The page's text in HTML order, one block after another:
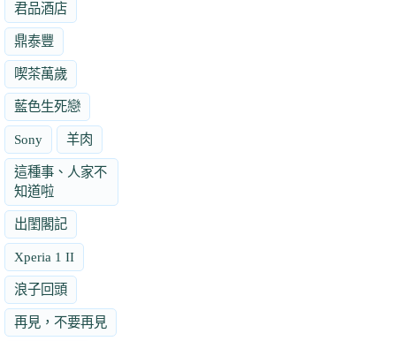
君品酒店
鼎泰豐
喫茶萬歲
藍色生死戀
Sony 羊肉
這種事、人家不
知道啦
出閨閣記
Xperia 1 II
浪子回頭
再見，不要再見